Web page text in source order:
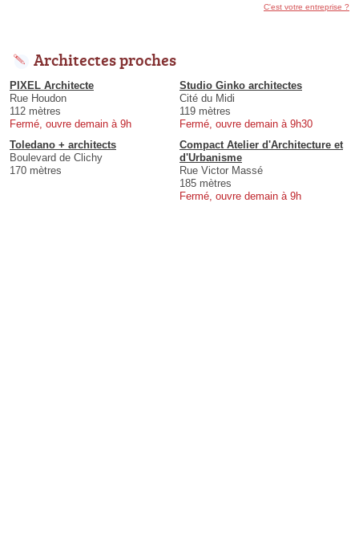
C'est votre entreprise ?
Architectes proches
PIXEL Architecte
Rue Houdon
112 mètres
Fermé, ouvre demain à 9h
Studio Ginko architectes
Cité du Midi
119 mètres
Fermé, ouvre demain à 9h30
Toledano + architects
Boulevard de Clichy
170 mètres
Compact Atelier d'Architecture et
d'Urbanisme
Rue Victor Massé
185 mètres
Fermé, ouvre demain à 9h